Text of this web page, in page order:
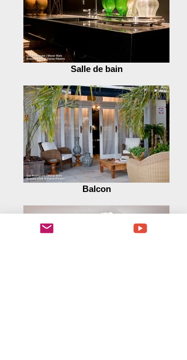
Salle de bain
Balcon